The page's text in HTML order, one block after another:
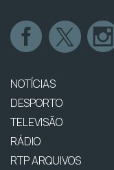
NOTÍCIAS
DESPORTO
TELEVISÃO
RÁDIO
RTP ARQUIVOS